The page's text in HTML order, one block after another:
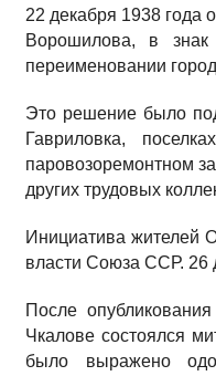
22 декабря 1938 года
Ворошилова, в знак
переименовании
Это решение было
Гавриловка,
паровозоремонтном
других трудовых
Инициатива жителей
власти Союза ССР. 26
После
Чкалове состоялся
было выражено